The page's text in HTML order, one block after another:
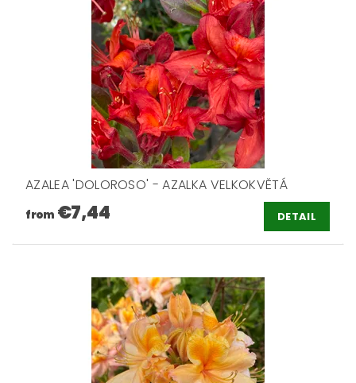
AZALEA 'DOLOROSO' - AZALKA VELKOKVĚTÁ
from €7,44 DETAIL